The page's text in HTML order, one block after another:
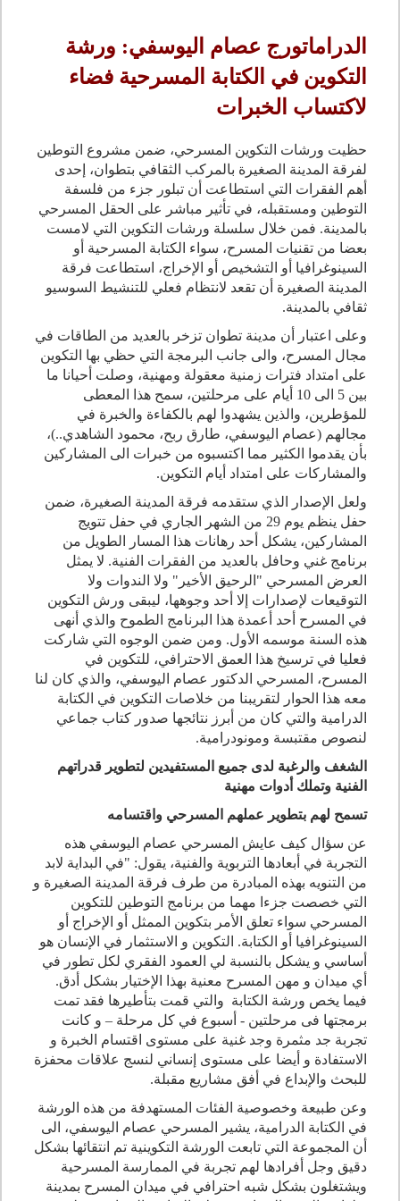
الدراماتورج عصام اليوسفي: ورشة
التكوين في الكتابة المسرحية فضاء
لاكتساب الخبرات
حظيت ورشات التكوين المسرحي، ضمن مشروع التوطين
لفرقة المدينة الصغيرة بالمركب الثقافي بتطوان، إحدى
أهم الفقرات التي استطاعت أن تبلور جزء من فلسفة
التوطين ومستقبله، في تأثير مباشر على الحقل المسرحي
بالمدينة. فمن خلال سلسلة ورشات التكوين التي لامست
بعضا من تقنيات المسرح، سواء الكتابة المسرحية أو
السينوغرافيا أو التشخيص أو الإخراج، استطاعت فرقة
المدينة الصغيرة أن تقعد لانتظام فعلي للتنشيط السوسيو
ثقافي بالمدينة.
وعلى اعتبار أن مدينة تطوان تزخر بالعديد من الطاقات في
مجال المسرح، والى جانب البرمجة التي حظي بها التكوين
على امتداد فترات زمنية معقولة ومهنية، وصلت أحيانا ما
بين 5 الى 10 أيام على مرحلتين، سمح هذا المعطى
للمؤطرين، والذين يشهدوا لهم بالكفاءة والخبرة في
مجالهم (عصام اليوسفي، طارق ربح، محمود الشاهدي..)،
بأن يقدموا الكثير مما اكتسبوه من خبرات الى المشاركين
والمشاركات على امتداد أيام التكوين.
ولعل الإصدار الذي ستقدمه فرقة المدينة الصغيرة، ضمن
حفل ينظم يوم 29 من الشهر الجاري في حفل تتويج
المشاركين، يشكل أحد رهانات هذا المسار الطويل من
برنامج غني وحافل بالعديد من الفقرات الفنية. لا يمثل
العرض المسرحي "الرحيق الأخير" ولا الندوات ولا
التوقيعات لإصدارات إلا أحد وجوهها، ليبقى ورش التكوين
في المسرح أحد أعمدة هذا البرنامج الطموح والذي أنهى
هذه السنة موسمه الأول. ومن ضمن الوجوه التي شاركت
فعليا في ترسيخ هذا العمق الاحترافي، للتكوين في
المسرح، المسرحي الدكتور عصام اليوسفي، والذي كان لنا
معه هذا الحوار لتقريبنا من خلاصات التكوين في الكتابة
الدرامية والتي كان من أبرز نتائجها صدور كتاب جماعي
لنصوص مقتبسة ومونودرامية.
الشغف والرغبة لدى جميع المستفيدين لتطوير قدراتهم
الفنية وتملك أدوات مهنية
تسمح لهم بتطوير عملهم المسرحي واقتسامه
عن سؤال كيف عايش المسرحي عصام اليوسفي هذه
التجربة في أبعادها التربوية والفنية، يقول: "في البداية لابد
من التنويه بهذه المبادرة من طرف فرقة المدينة الصغيرة و
التي خصصت جزءا مهما من برنامج التوطين للتكوين
المسرحي سواء تعلق الأمر بتكوين الممثل أو الإخراج أو
السينوغرافيا أو الكتابة. التكوين و الاستثمار في الإنسان هو
أساسي و يشكل بالنسبة لي العمود الفقري لكل تطور في
أي ميدان و مهن المسرح معنية بهذا الإختيار بشكل أدق.
فيما يخص ورشة الكتابة والتي قمت بتأطيرها فقد تمت
برمجتها فى مرحلتين - أسبوع في كل مرحلة – و كانت
تجربة جد مثمرة وجد غنية على مستوى اقتسام الخبرة و
الاستفادة و أيضا على مستوى إنساني لنسج علاقات محفزة
للبحث والإبداع في أفق مشاريع مقبلة.
وعن طبيعة وخصوصية الفئات المستهدفة من هذه الورشة
في الكتابة الدرامية، يشير المسرحي عصام اليوسفي، الى
أن المجموعة التي تابعت الورشة التكوينية تم انتقائها بشكل
دقيق وجل أفرادها لهم تجربة في الممارسة المسرحية
ويشتغلون بشكل شبه احترافي في ميدان المسرح بمدينة